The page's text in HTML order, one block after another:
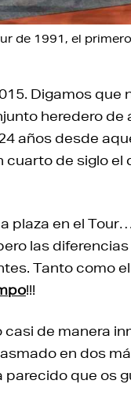
de 1991, el
Digamos que
heredero de
años desde
de siglo el
plaza en el
las
Tanto como
!!!
casi de manera
en dos
parecido que os